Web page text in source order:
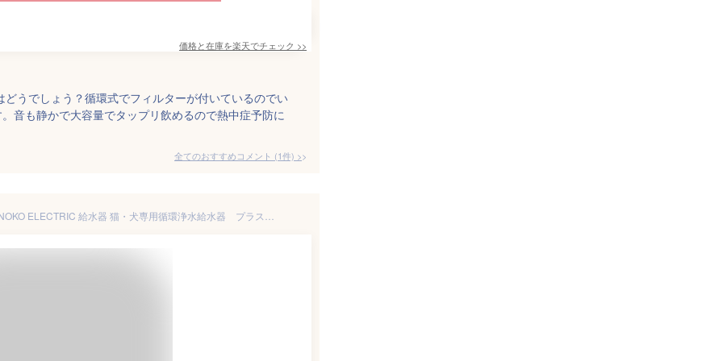
価格と在庫を楽天でチェック >>
うでしょう？循環式でフィルターが付いているのでい
音も静かで大容量でタップリ飲めるので熱中症予防に
全てのおすすめコメント (1件) >